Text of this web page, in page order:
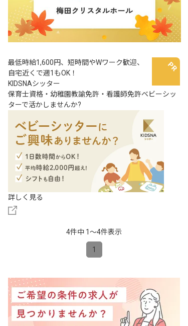
最低時給1,600円、短時間やWワーク歓迎、
自宅近くで週1もOK！
KIDSNAシッター
保育士資格・幼稚園教諭免許・看護師免許ベビーシッ
ターで活かしませんか?
詳しく見る
4件中 1〜4件表示
1